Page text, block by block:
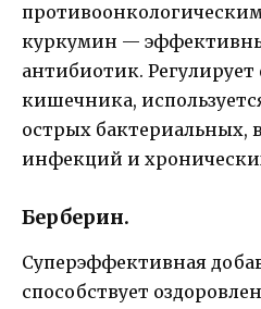
куркумин —
антибиотик.
кишечника,
острых бактериальных,
инфекций и
Берберин.
Суперэффективная
способствует